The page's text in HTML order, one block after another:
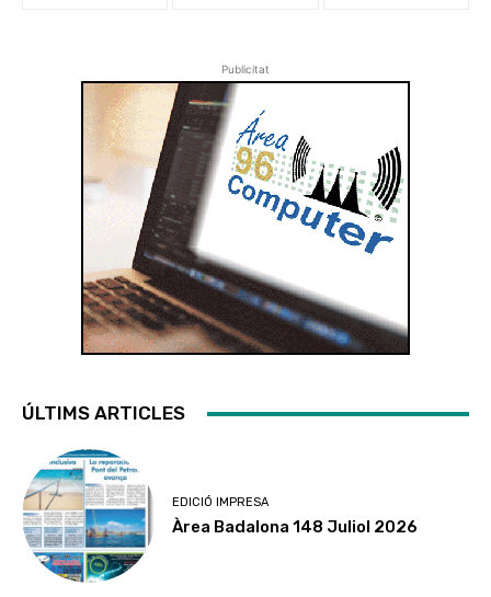
Publicitat
ÚLTIMS ARTICLES
EDICIÓ IMPRESA
Àrea Badalona 148 Juliol 2026